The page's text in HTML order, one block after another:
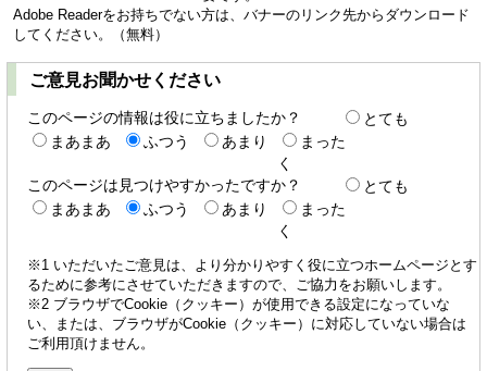
Adobe Readerをお持ちでない方は、バナーのリンク先からダウンロード
してください。（無料）
ご意見お聞かせください
このページの情報は役に立ちましたか？
とても
まあまあ
ふつう あまり
まった
く
このページは見つけやすかったですか？
とても
まあまあ
ふつう あまり
まった
く
※1 いただいたご意見は、より分かりやすく役に立つホームページとす
るために参考にさせていただきますので、ご協力をお願いします。
※2 ブラウザでCookie（クッキー）が使用できる設定になっていな
い、または、ブラウザがCookie（クッキー）に対応していない場合は
ご利用頂けません。